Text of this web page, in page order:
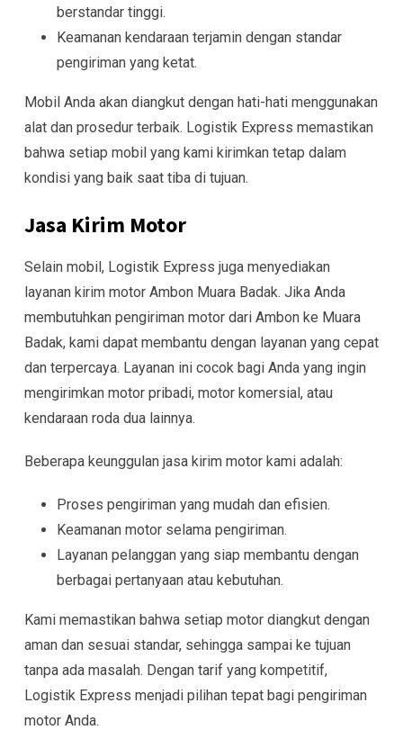
berstandar tinggi.
Keamanan kendaraan terjamin dengan standar
pengiriman yang ketat.
Mobil Anda akan diangkut dengan hati-hati menggunakan
alat dan prosedur terbaik. Logistik Express memastikan
bahwa setiap mobil yang kami kirimkan tetap dalam
kondisi yang baik saat tiba di tujuan.
Jasa Kirim Motor
Selain mobil, Logistik Express juga menyediakan
layanan kirim motor Ambon Muara Badak. Jika Anda
membutuhkan pengiriman motor dari Ambon ke Muara
Badak, kami dapat membantu dengan layanan yang cepat
dan terpercaya. Layanan ini cocok bagi Anda yang ingin
mengirimkan motor pribadi, motor komersial, atau
kendaraan roda dua lainnya.
Beberapa keunggulan jasa kirim motor kami adalah:
Proses pengiriman yang mudah dan efisien.
Keamanan motor selama pengiriman.
Layanan pelanggan yang siap membantu dengan
berbagai pertanyaan atau kebutuhan.
Kami memastikan bahwa setiap motor diangkut dengan
aman dan sesuai standar, sehingga sampai ke tujuan
tanpa ada masalah. Dengan tarif yang kompetitif,
Logistik Express menjadi pilihan tepat bagi pengiriman
motor Anda.